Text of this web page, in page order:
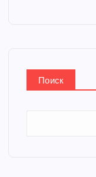
Поиск